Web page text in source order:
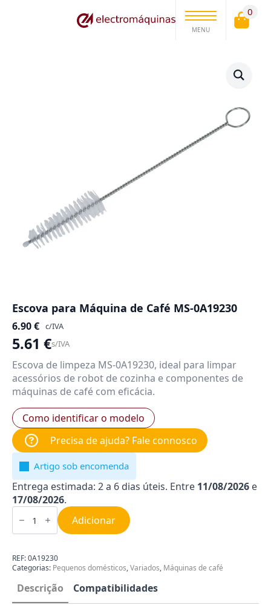
MENU
0
Escova para Máquina de Café MS-0A19230
6.90€ c/IVA
5.61 €s/IVA
Escova de limpeza MS-0A19230, ideal para limpar
acessórios de robot de cozinha e componentes de
máquinas de café com eficácia.
Como identificar o modelo
Precisa de ajuda? Fale connosco
Artigo sob encomenda
Entrega estimada: 2 a 6 dias úteis. Entre 11/08/2026 e
17/08/2026.
Quantidade
de
para
de
Café
MS-
0A19230
Adicionar
REF:0A19230
Categorias: Pequenos domésticos,Variados, Máquinas de café
Descrição Compatibilidades